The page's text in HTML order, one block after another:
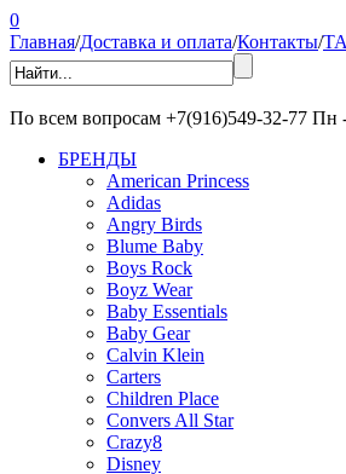
0
Главная/Доставка и оплата/Контакты/
По всем вопросам +7(916)549-32-77 Пн
БРЕНДЫ
American Princess
Adidas
Angry Birds
Blume Baby
Boys Rock
Boyz Wear
Baby Essentials
Baby Gear
Calvin Klein
Carters
Children Place
Convers All Star
Crazy8
Disney